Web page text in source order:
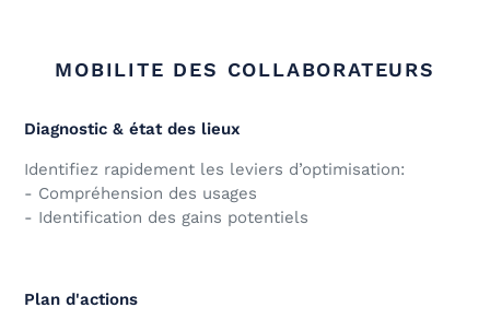
MOBILITE DES COLLABORATEURS
Diagnostic & état des lieux
Identifiez rapidement les leviers d’optimisation:
- Compréhension des usages
- Identification des gains potentiels
Plan d'actions